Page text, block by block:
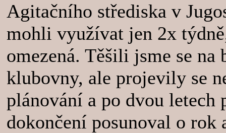
Agitačního střediska v
mohli využívat jen 2x
omezená. Těšili jsme se
klubovny, ale projevily se
plánování a po dvou
dokončení posunoval o rok